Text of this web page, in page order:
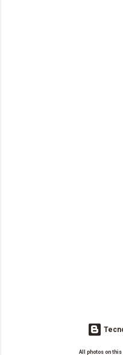
All photos on this